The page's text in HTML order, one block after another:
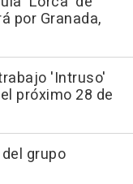
por Granada,
'Intruso'
próximo 28 de
grupo